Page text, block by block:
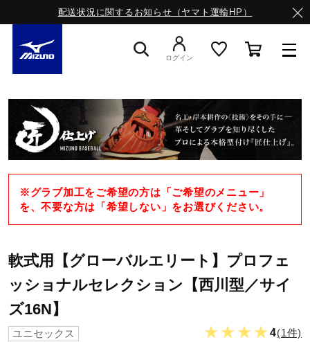
配送状況に関するお知らせ（ヤマト運輸HP）
スニーカー
ライフスタイルウエア
ランニング
サッカー／フットサル
トレーニング
ログイン
※グラブ加工をご希望の方は「ご希望のメニュー」
を、不要な方は「希望しない」をお選びください。
軟式用【グローバルエリート】プロフェ
ッショナルセレクション【西川型／サイ
ズ16N】
ユニセックス ★★★★4(1件)